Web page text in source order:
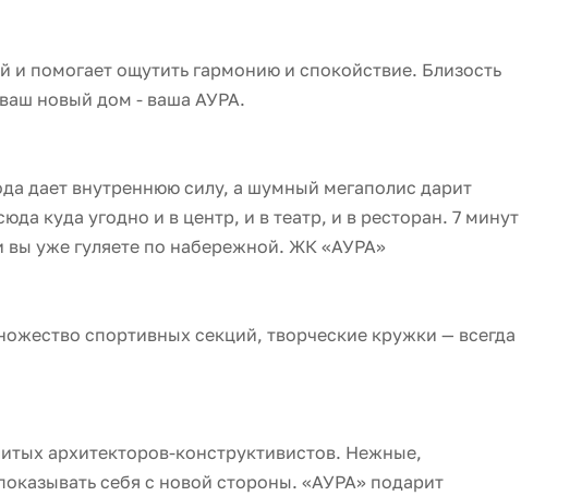
помогает ощутить гармонию и спокойствие. Близость
новый дом - ваша АУРА.
дает внутреннюю силу, а шумный мегаполис дарит
куда угодно и в центр, и в театр, и в ресторан. 7 минут
вы уже гуляете по набережной. ЖК «АУРА»
спортивных секций, творческие кружки — всегда
архитекторов-конструктивистов. Нежные,
себя с новой стороны. «АУРА» подарит